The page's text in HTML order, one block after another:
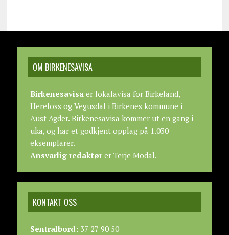
OM BIRKENESAVISA
Birkenesavisaer lokalavisa for Birkeland,
Herefoss og Vegusdal i Birkenes kommune i
Aust-Agder. Birkenesavisa kommer ut en gang i
uka, og har et godkjent opplag på 1.030
eksemplarer.
Ansvarlig redaktører Terje Modal.
KONTAKT OSS
Sentralbord:37 27 90 50